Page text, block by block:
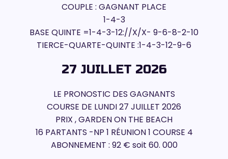
COUPLE : GAGNANT PLACE
1-4-3
BASE QUINTE =1-4-3-12://X/X- 9-6-8-2-10
TIERCE-QUARTE-QUINTE :1-4-3-12-9-6
27 JUILLET 2026
LE PRONOSTIC DES GAGNANTS
COURSE DE LUNDI 27 JUILLET 2026
PRIX , GARDEN ON THE BEACH
16 PARTANTS -NP 1 RÉUNION 1 COURSE 4
ABONNEMENT : 92 € soit 60. 000